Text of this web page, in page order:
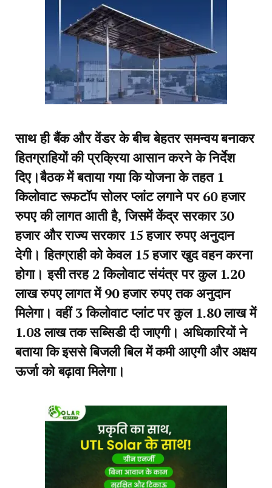
साथ ही बैंक और वेंडर के बीच बेहतर समन्वय बनाकर
हितग्राहियों की प्रक्रिया आसान करने के निर्देश
दिए।बैठक में बताया गया कि योजना के तहत 1
किलोवाट रूफटॉप सोलर प्लांट लगाने पर 60 हजार
रुपए की लागत आती है, जिसमें केंद्र सरकार 30
हजार और राज्य सरकार 15 हजार रुपए अनुदान
देगी। हितग्राही को केवल 15 हजार खुद वहन करना
होगा। इसी तरह 2 किलोवाट संयंत्र पर कुल 1.20
लाख रुपए लागत में 90 हजार रुपए तक अनुदान
मिलेगा। वहीं 3 किलोवाट प्लांट पर कुल 1.80 लाख में
1.08 लाख तक सब्सिडी दी जाएगी। अधिकारियों ने
बताया कि इससे बिजली बिल में कमी आएगी और अक्षय
ऊर्जा को बढ़ावा मिलेगा।